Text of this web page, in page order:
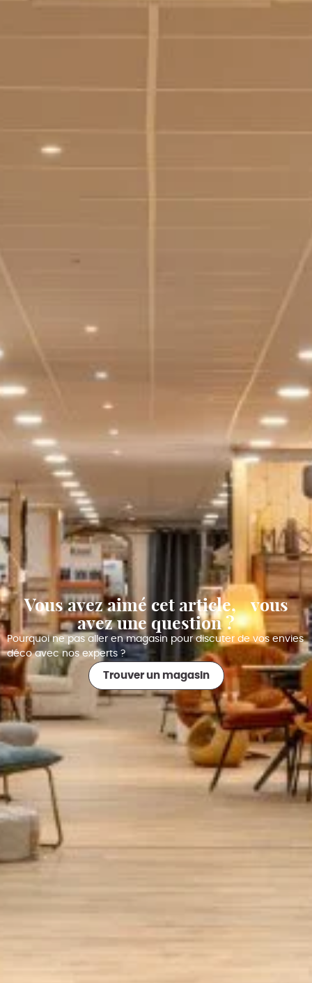
Vous avez aimé cet article, vous
avez une question ?
Pourquoi ne pas aller en magasin pour discuter de vos envies
déco avec nos experts ?
Trouver un magasin